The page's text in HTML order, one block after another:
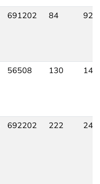
691202 84
56508 130
692202 222